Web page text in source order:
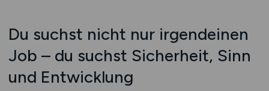
Du suchst nicht nur irgendeinen
Job – du suchst Sicherheit, Sinn
und Entwicklung